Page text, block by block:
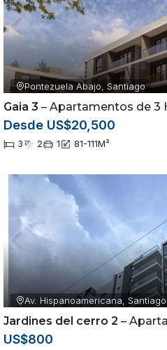
Pontezuela Abajo, Santiago
Gaia 3 – Apartamentos de 3
Desde US$20,500
3 2 1 81-111M²
Av. Hispanoamericana, Santiago
Jardines del cerro 2 – Apartamento
US$800